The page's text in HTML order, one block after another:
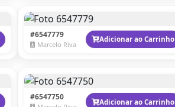
#6547779
Marcelo Riva
Adicionar ao Carrinho
#6547750 Adicionar ao Carrinho